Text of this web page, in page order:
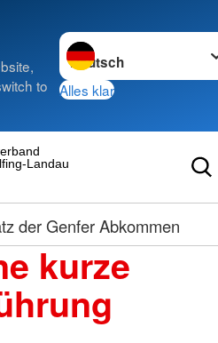
to
Sprache wechseln zu
Alles klar
Landau
der Genfer Abkommen
kurze